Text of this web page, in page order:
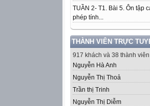
TUẦN 2- T1. Bài 5. Ôn tập
phép tính...
THÀNH VIÊN TRỰC
917 khách và 38 thành viên
Nguyễn Hà Anh
Nguyễn Thị Thoả
Trần thị Trinh
Nguyễn Thị Diễm